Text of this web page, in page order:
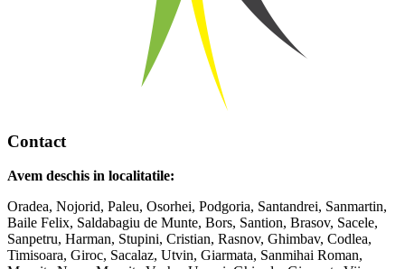
Contact
Avem deschis in localitatile:
Oradea, Nojorid, Paleu, Osorhei, Podgoria, Santandrei, Sanmartin,
Baile Felix, Saldabagiu de Munte, Bors, Santion, Brasov, Sacele,
Sanpetru, Harman, Stupini, Cristian, Rasnov, Ghimbav, Codlea,
Timisoara, Giroc, Sacalaz, Utvin, Giarmata, Sanmihai Roman,